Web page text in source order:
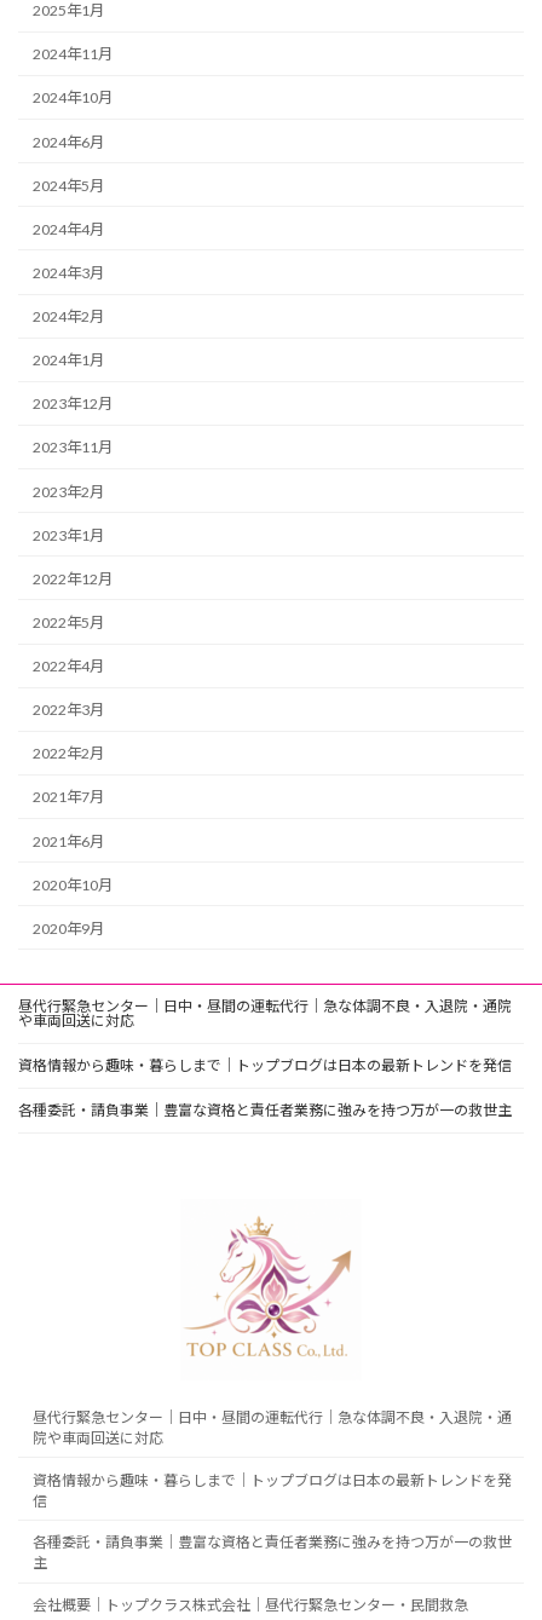
2025年1月
2024年11月
2024年10月
2024年6月
2024年5月
2024年4月
2024年3月
2024年2月
2024年1月
2023年12月
2023年11月
2023年2月
2023年1月
2022年12月
2022年5月
2022年4月
2022年3月
2022年2月
2021年7月
2021年6月
2020年10月
2020年9月
昼代行緊急センター｜日中・昼間の運転代行｜急な体調不良・入退院・通院
や車両回送に対応
資格情報から趣味・暮らしまで｜トップブログは日本の最新トレンドを発信
各種委託・請負事業｜豊富な資格と責任者業務に強みを持つ万が一の救世主
昼代行緊急センター｜日中・昼間の運転代行｜急な体調不良・入退院・通
院や車両回送に対応
資格情報から趣味・暮らしまで｜トップブログは日本の最新トレンドを発
信
各種委託・請負事業｜豊富な資格と責任者業務に強みを持つ万が一の救世
主
会社概要｜トップクラス株式会社｜昼代行緊急センター・民間救急